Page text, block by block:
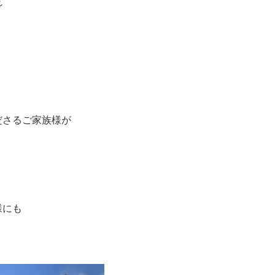
るご家族様が
も